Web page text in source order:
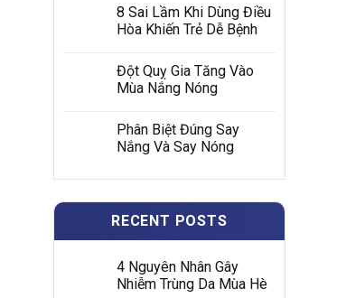
8 Sai Lầm Khi Dùng Điều
Hòa Khiến Trẻ Dễ Bệnh
Đột Quỵ Gia Tăng Vào
Mùa Nắng Nóng
Phân Biệt Đúng Say
Nắng Và Say Nóng
RECENT POSTS
4 Nguyên Nhân Gây
Nhiễm Trùng Da Mùa Hè